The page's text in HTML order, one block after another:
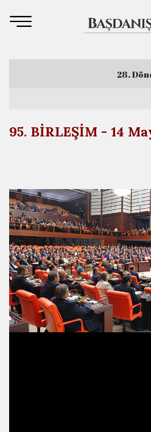
28.
4. Yasama Yılı
95. BİRLEŞİM - 14